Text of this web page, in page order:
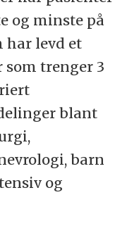
og minste på
har levd et
trenger 3
blant
barn
og